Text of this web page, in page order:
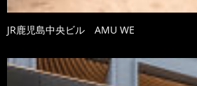
JR鹿児島中央ビル AMU WE